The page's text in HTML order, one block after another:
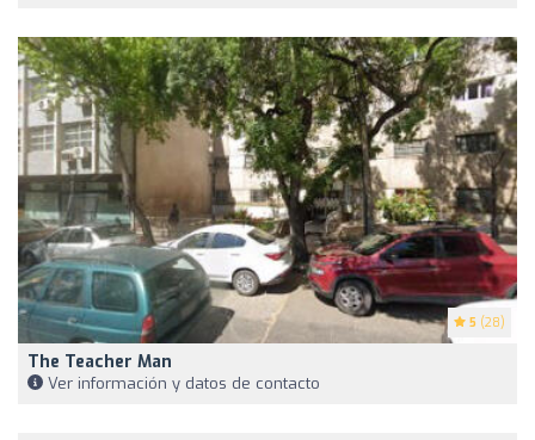
5 (28)
The Teacher Man
Ver información y datos de contacto